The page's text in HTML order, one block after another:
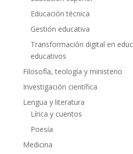
Educación técnica
Gestión educativa
Transformación digital en
educativos
Filosofía, teología y ministerio
Investigación científica
Lengua y literatura
Lírica y cuentos
Poesía
Medicina